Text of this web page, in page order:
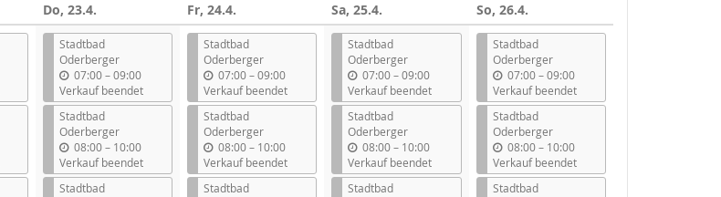
Do, 23.4.
Stadtbad
Oderberger
07:00–b
i
s
09:00
Verkauf beendet
Stadtbad
Oderberger
08:00–b
i
s
10:00
Verkauf beendet
Stadtbad
Fr, 24.4.
Stadtbad
Oderberger
07:00–b
i
s
09:00
Verkauf beendet
Stadtbad
Oderberger
08:00–b
i
s
10:00
Verkauf beendet
Stadtbad
Sa, 25.4.
Stadtbad
Oderberger
07:00 –b
i
s
09:00
Verkauf beendet
Stadtbad
Oderberger
08:00 –b
i
s
10:00
Verkauf beendet
Stadtbad
So, 26.4.
Stadtbad
Oderberger
07:00 –b
i
s
09:00
Verkauf beendet
Stadtbad
Oderberger
08:00 –b
i
s
10:00
Verkauf beendet
Stadtbad